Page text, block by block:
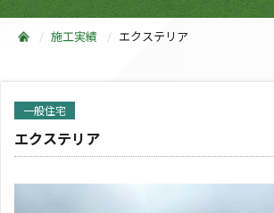
施工実績 エクステリア
一般住宅
エクステリア